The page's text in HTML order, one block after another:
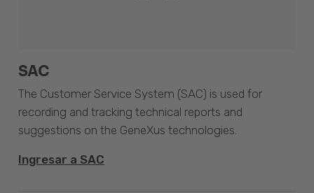
SAC
The Customer Service System (SAC) is used for
recording and tracking technical reports and
suggestions on the GeneXus technologies.
Ingresar a SAC